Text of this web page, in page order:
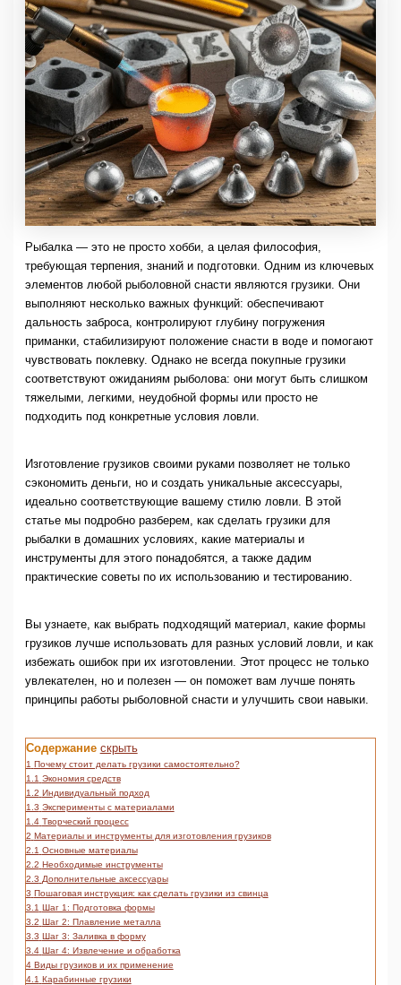
Рыбалка — это не просто хобби, а целая философия,
требующая терпения, знаний и подготовки. Одним из ключевых
элементов любой рыболовной снасти являются грузики. Они
выполняют несколько важных функций: обеспечивают
дальность заброса, контролируют глубину погружения
приманки, стабилизируют положение снасти в воде и помогают
чувствовать поклевку. Однако не всегда покупные грузики
соответствуют ожиданиям рыболова: они могут быть слишком
тяжелыми, легкими, неудобной формы или просто не
подходить под конкретные условия ловли.
Изготовление грузиков своими руками позволяет не только
сэкономить деньги, но и создать уникальные аксессуары,
идеально соответствующие вашему стилю ловли. В этой
статье мы подробно разберем, как сделать грузики для
рыбалки в домашних условиях, какие материалы и
инструменты для этого понадобятся, а также дадим
практические советы по их использованию и тестированию.
Вы узнаете, как выбрать подходящий материал, какие формы
грузиков лучше использовать для разных условий ловли, и как
избежать ошибок при их изготовлении. Этот процесс не только
увлекателен, но и полезен — он поможет вам лучше понять
принципы работы рыболовной снасти и улучшить свои навыки.
Содержание скрыть
1 Почему стоит делать грузики самостоятельно?
1.1 Экономия средств
1.2 Индивидуальный подход
1.3 Эксперименты с материалами
1.4 Творческий процесс
2 Материалы и инструменты для изготовления грузиков
2.1 Основные материалы
2.2 Необходимые инструменты
2.3 Дополнительные аксессуары
3 Пошаговая инструкция: как сделать грузики из свинца
3.1 Шаг 1: Подготовка формы
3.2 Шаг 2: Плавление металла
3.3 Шаг 3: Заливка в форму
3.4 Шаг 4: Извлечение и обработка
4 Виды грузиков и их применение
4.1 Карабинные грузики